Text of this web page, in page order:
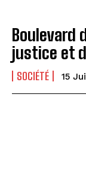
Boulevard
justice et
SOCIÉTÉ 15